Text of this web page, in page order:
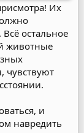
Их
остальное
животные
чувствуют
и
навредить